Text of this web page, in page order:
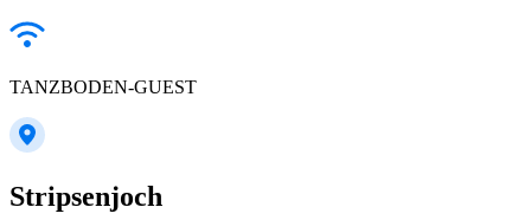
TANZBODEN-GUEST
Stripsenjoch